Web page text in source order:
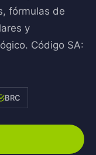
fórmulas de
y
Código SA:
BRC